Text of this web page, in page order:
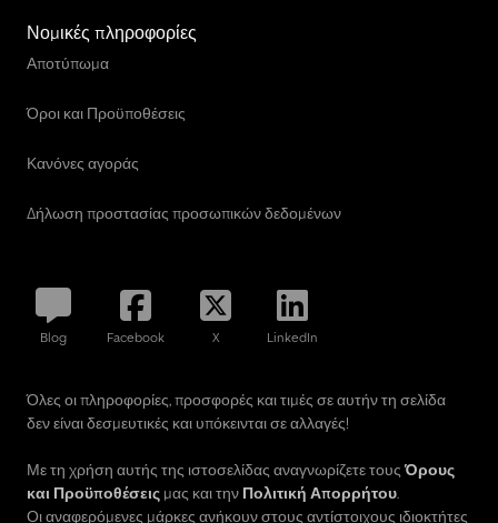
Νομικές πληροφορίες
Αποτύπωμα
Όροι και Προϋποθέσεις
Κανόνες αγοράς
Δήλωση προστασίας προσωπικών δεδομένων
Blog Facebook X LinkedIn
Όλες οι πληροφορίες, προσφορές και τιμές σε αυτήν τη σελίδα
δεν είναι δεσμευτικές και υπόκεινται σε αλλαγές!
Με τη χρήση αυτής της ιστοσελίδας αναγνωρίζετε τουςΌρους
και Προϋποθέσεις μας και την Πολιτική Απορρήτου.
Οι αναφερόμενες μάρκες ανήκουν στους αντίστοιχους ιδιοκτήτες